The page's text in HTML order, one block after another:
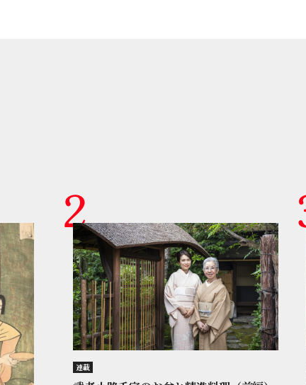
連載